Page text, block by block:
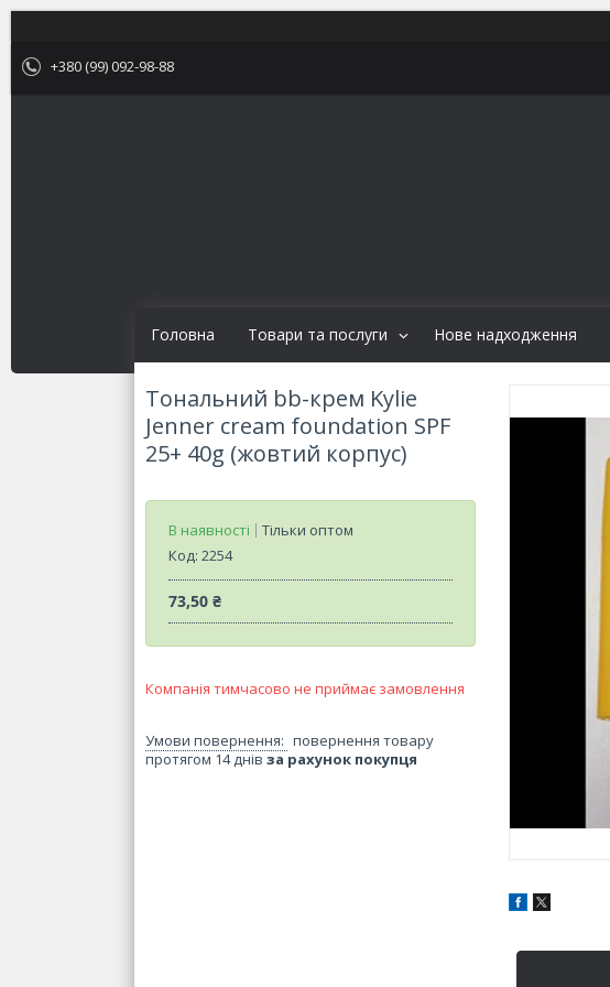
+380 (99) 092-98-88
Головна Товари та послуги Нове надходження
Тональний bb-крем Kylie
Jenner cream foundation SPF
25+ 40g (жовтий корпус)
В наявності
Тільки оптом
Код: 2254
73,50 ₴
Компанія тимчасово не приймає замовлення
повернення товару
протягом 14 днів за рахунок покупця